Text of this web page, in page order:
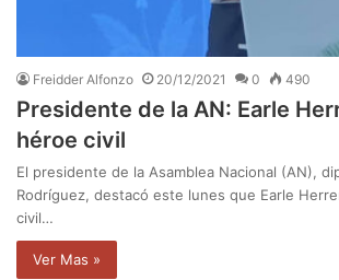
Freidder Alfonzo 20/12/2021 0 490
Presidente de la AN: Earle
héroe civil
El presidente de la Asamblea Nacional (AN),
Rodríguez, destacó este lunes que Earle
civil…
Ver Mas »